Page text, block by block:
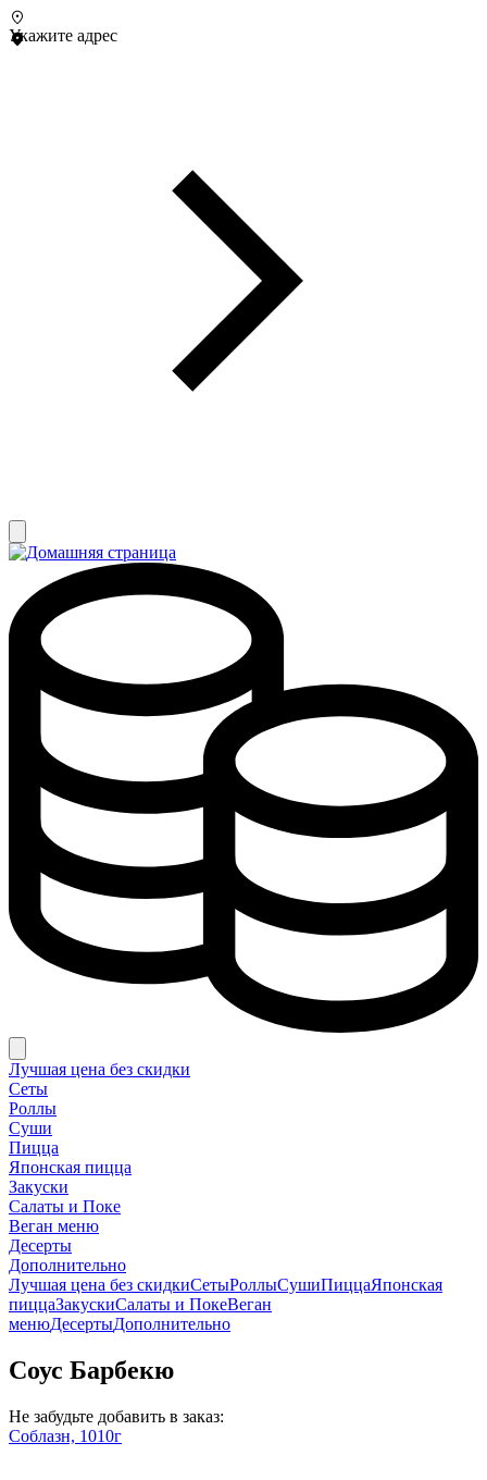
Укажите адрес
Лучшая цена без скидки
Сеты
Роллы
Суши
Пицца
Японская пицца
Закуски
Салаты и Поке
Веган меню
Десерты
Дополнительно
Лучшая цена без скидкиСетыРоллыСушиПиццаЯпонская
пиццаЗакускиСалаты и ПокеВеган
менюДесертыДополнительно
Соус Барбекю
Не забудьте добавить в заказ:
Соблазн, 1010г